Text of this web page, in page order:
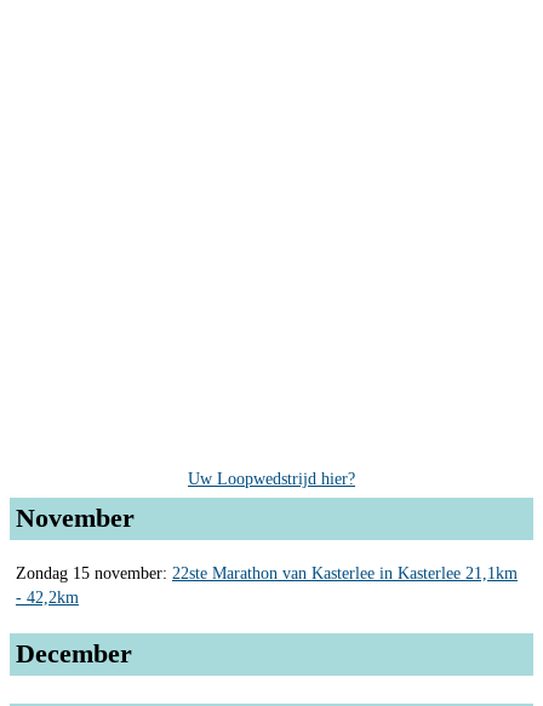
Uw Loopwedstrijd hier?
November
Zondag 15 november: 22ste Marathon van Kasterlee in Kasterlee 21,1km
- 42,2km
December